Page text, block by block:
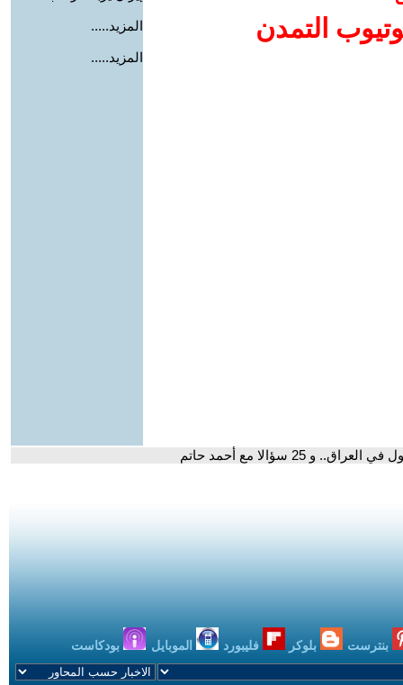
التمدن
المزيد.....
المزيد.....
سؤالا مع أحمد حاتم
بنترست بلوكر فليبورد الموبايل بودكاست